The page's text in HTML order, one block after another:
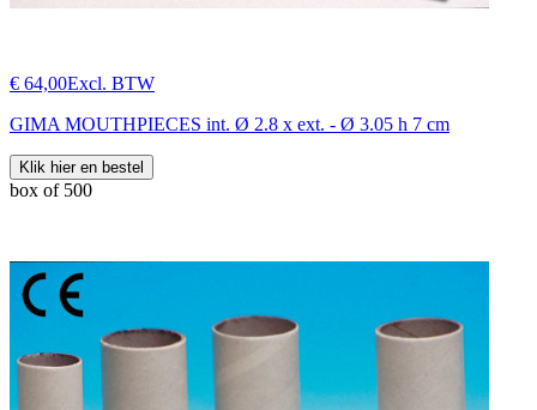
€ 64,00Excl. BTW
GIMA MOUTHPIECES int. Ø 2.8 x ext. - Ø 3.05 h 7 cm
Klik hier en bestel
box of 500